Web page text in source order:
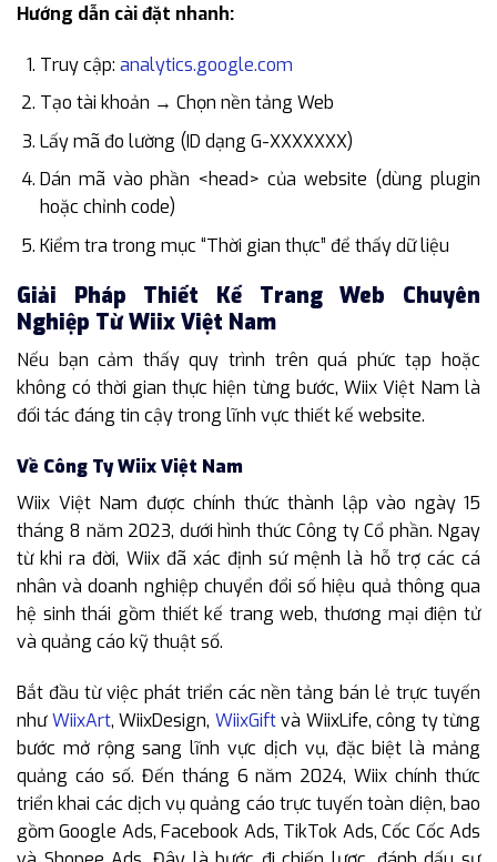
Hướng dẫn cài đặt nhanh:
Truy cập: analytics.google.com
Tạo tài khoản → Chọn nền tảng Web
Lấy mã đo lường (ID dạng G-XXXXXXX)
Dán mã vào phần <head> của website (dùng plugin
hoặc chỉnh code)
Kiểm tra trong mục “Thời gian thực” để thấy dữ liệu
Giải Pháp Thiết Kế Trang Web Chuyên
Nghiệp Từ Wiix Việt Nam
Nếu bạn cảm thấy quy trình trên quá phức tạp hoặc
không có thời gian thực hiện từng bước, Wiix Việt Nam là
đối tác đáng tin cậy trong lĩnh vực thiết kế website.
Về Công Ty Wiix Việt Nam
Wiix Việt Nam được chính thức thành lập vào ngày 15
tháng 8 năm 2023, dưới hình thức Công ty Cổ phần. Ngay
từ khi ra đời, Wiix đã xác định sứ mệnh là hỗ trợ các cá
nhân và doanh nghiệp chuyển đổi số hiệu quả thông qua
hệ sinh thái gồm thiết kế trang web, thương mại điện tử
và quảng cáo kỹ thuật số.
Bắt đầu từ việc phát triển các nền tảng bán lẻ trực tuyến
nhưWiixArt, WiixDesign, WiixGiftvà WiixLife, công ty từng
bước mở rộng sang lĩnh vực dịch vụ, đặc biệt là mảng
quảng cáo số. Đến tháng 6 năm 2024, Wiix chính thức
triển khai các dịch vụ quảng cáo trực tuyến toàn diện, bao
gồm Google Ads, Facebook Ads, TikTok Ads, Cốc Cốc Ads